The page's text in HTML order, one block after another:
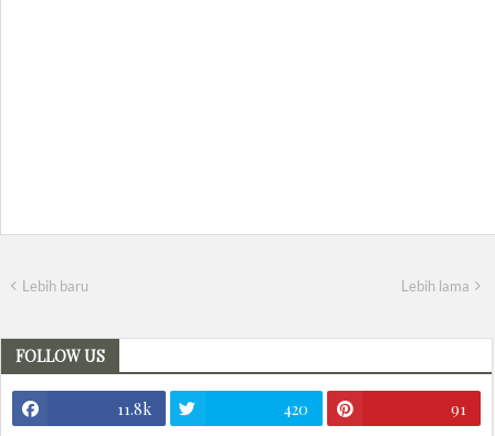
Lebih baru Lebih lama
FOLLOW US
11.8k 420 91